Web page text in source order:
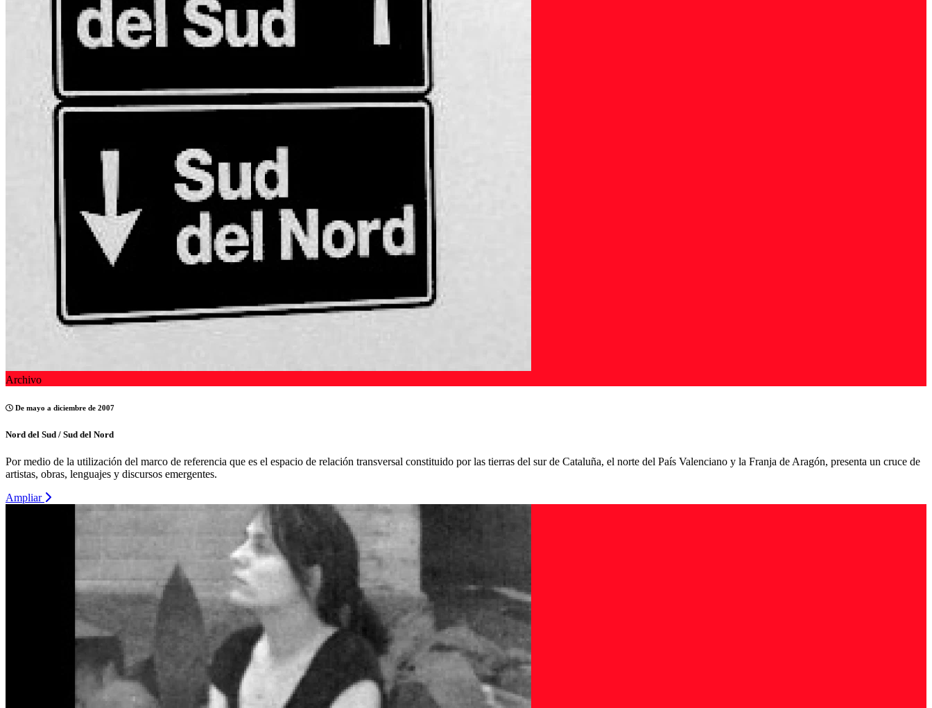
Archivo
De mayo a diciembre de 2007
Nord del Sud / Sud del Nord
Por medio de la utilización del marco de referencia que es el espacio de relación transversal constituido por las tierras del sur de Cataluña, el norte del País Valenciano y la Franja de Aragón, presenta un cruce de
artistas, obras, lenguajes y discursos emergentes.
Ampliar